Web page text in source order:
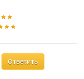
Ответить